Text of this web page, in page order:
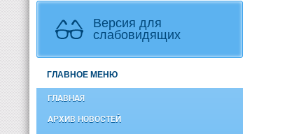
Версия для
слабовидящих
ГЛАВНОЕ МЕНЮ
ГЛАВНАЯ
АРХИВ НОВОСТЕЙ